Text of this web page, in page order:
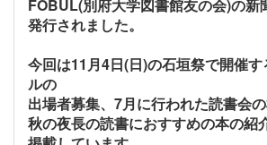
FOBUL(別府大学図書館友の会)の新
発行されました。
今回は11月4日(日)の石垣祭で開催す
ルの
出場者募集、7月に行われた読書会の
秋の夜長の読書におすすめの本の紹